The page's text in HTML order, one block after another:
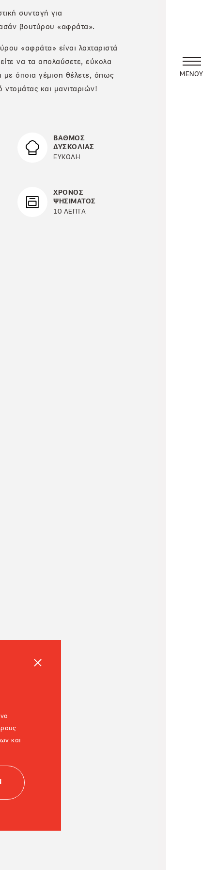
ΜΕΝΟΥ
συνταγή για
βουτύρου «αφράτα».
«αφράτα» είναι λαχταριστά
να τα απολαύσετε, εύκολα
με όποια γέμιση θέλετε, όπως
και μανιταριών!
ΒΑΘΜΟΣ
ΔΥΣΚΟΛΙΑΣ
ΕΥΚΟΛΗ
ΧΡΟΝΟΣ
ΨΗΣΙΜΑΤΟΣ
10 ΛΕΠΤΑ
και